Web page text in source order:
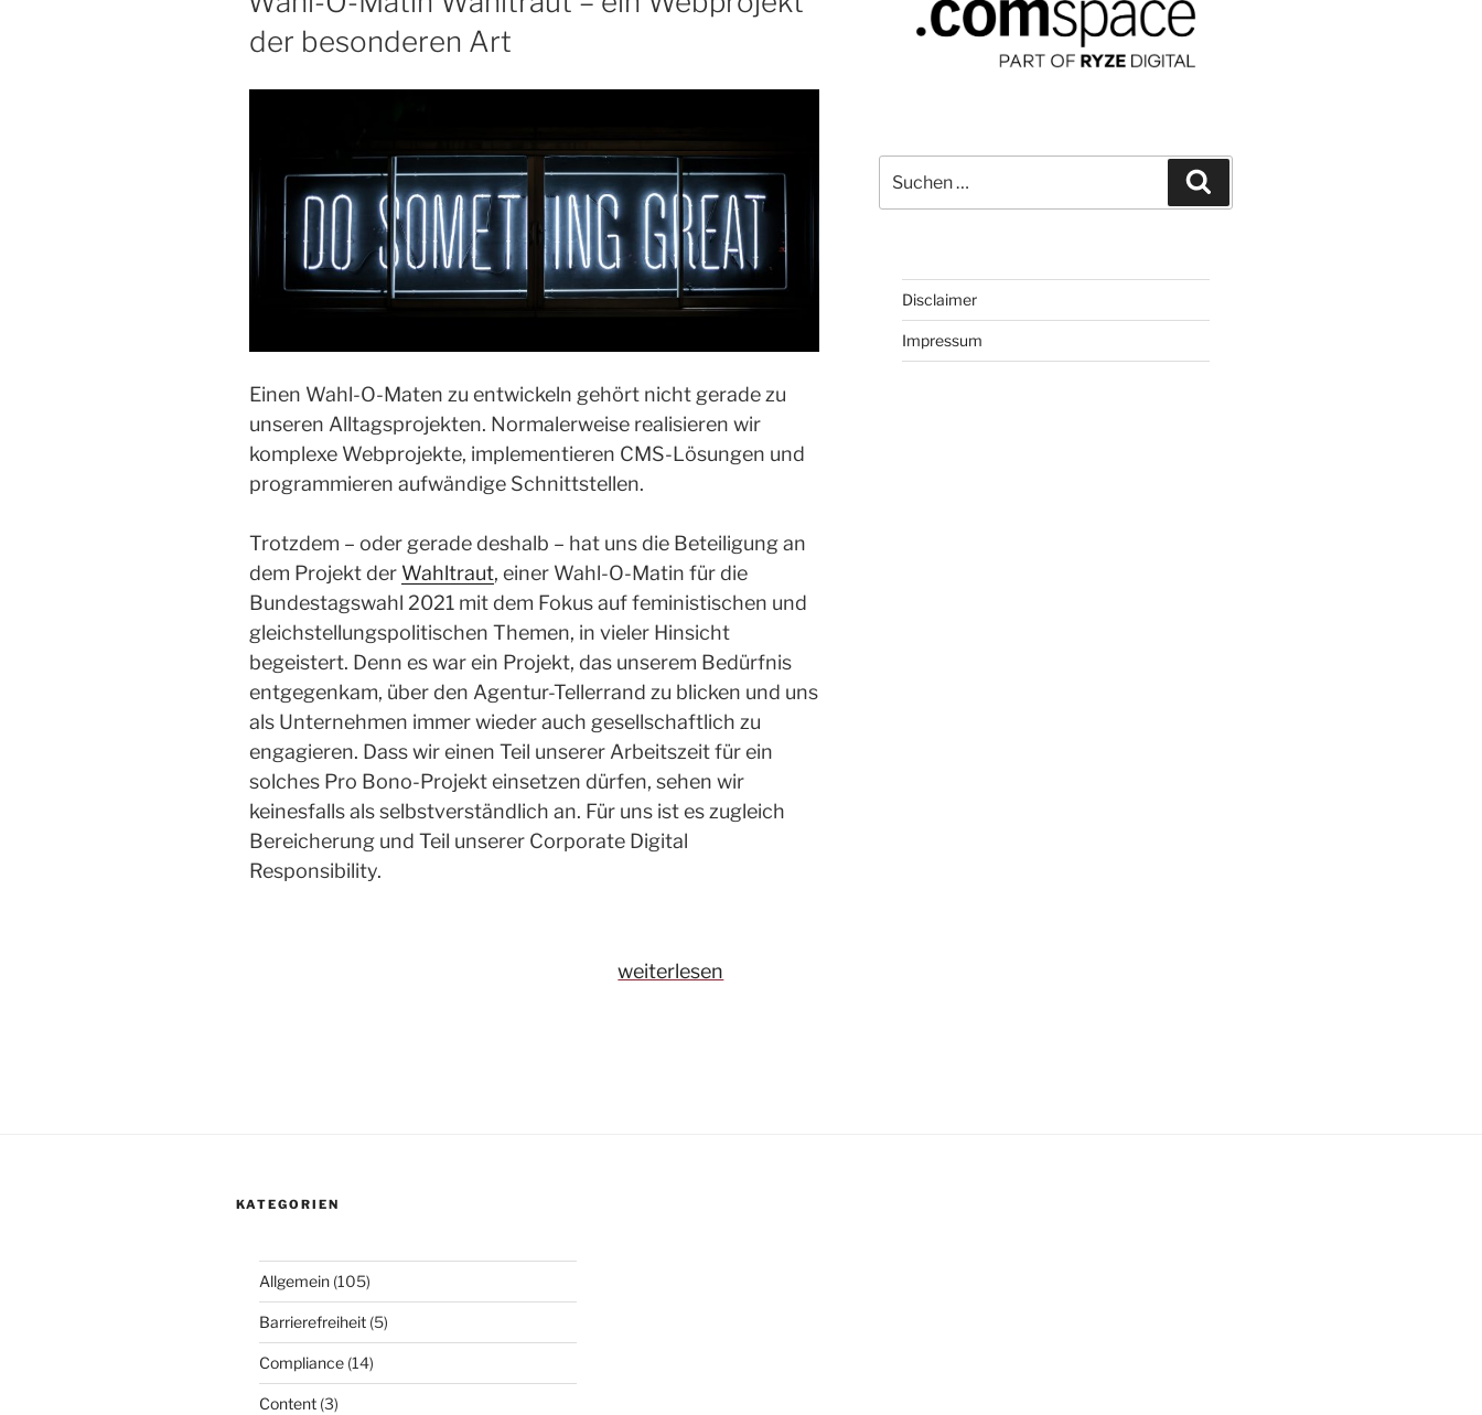
der besonderen Art
Einen Wahl-O-Maten zu entwickeln gehört nicht gerade zu
unseren Alltagsprojekten. Normalerweise realisieren wir
komplexe Webprojekte, implementieren CMS-Lösungen und
programmieren aufwändige Schnittstellen.
Trotzdem – oder gerade deshalb – hat uns die Beteiligung an
dem Projekt der Wahltraut, einer Wahl-O-Matin für die
Bundestagswahl 2021 mit dem Fokus auf feministischen und
gleichstellungspolitischen Themen, in vieler Hinsicht
begeistert. Denn es war ein Projekt, das unserem Bedürfnis
entgegenkam, über den Agentur-Tellerrand zu blicken und uns
als Unternehmen immer wieder auch gesellschaftlich zu
engagieren. Dass wir einen Teil unserer Arbeitszeit für ein
solches Pro Bono-Projekt einsetzen dürfen, sehen wir
keinesfalls als selbstverständlich an. Für uns ist es zugleich
Bereicherung und Teil unserer Corporate Digital
Responsibility.
„Wahl-
weiterlesen
nach:
Disclaimer
Impressum
KATEGORIEN
Allgemein (105)
Barrierefreiheit (5)
Compliance (14)
Content (3)